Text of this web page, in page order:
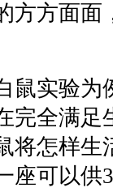
方方面面
鼠实验为
完全满足
将怎样生
座可以供